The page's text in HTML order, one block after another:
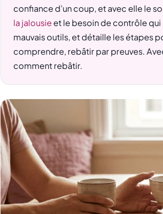
confiance d’un coup, et avec elle le
la jalousieet le besoin de contrôle
mauvais outils, et détaille les étapes
comprendre, rebâtir par preuves.
comment rebâtir.